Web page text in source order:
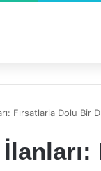
Fırsatlarla Dolu Bir